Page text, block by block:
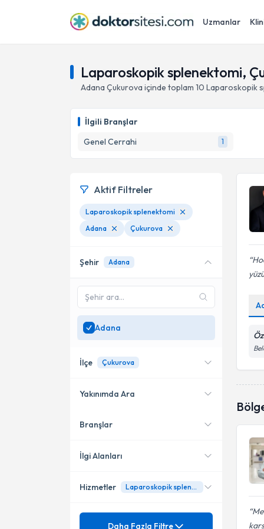
Uzmanlar
Laparoskopik splenektomi,
Adana Çukurova içinde toplam 10 Laparoskopik
İlgili Branşlar
Genel Cerrahi
1
Aktif Filtreler
Laparoskopik splenektomi
Adana
Çukurova
Şehir Adana
Adana
İlçe Çukurova
Seyhan
Çukurova
Yakınımda Ara
Konumuma yakın uzmanları
Branşlar
Genel Cerrahi
İlgi Alanları
Acil Cerrahi
Hizmetler Laparoskopik splenektomi
Mezuniyet
Daha Fazla Filtre